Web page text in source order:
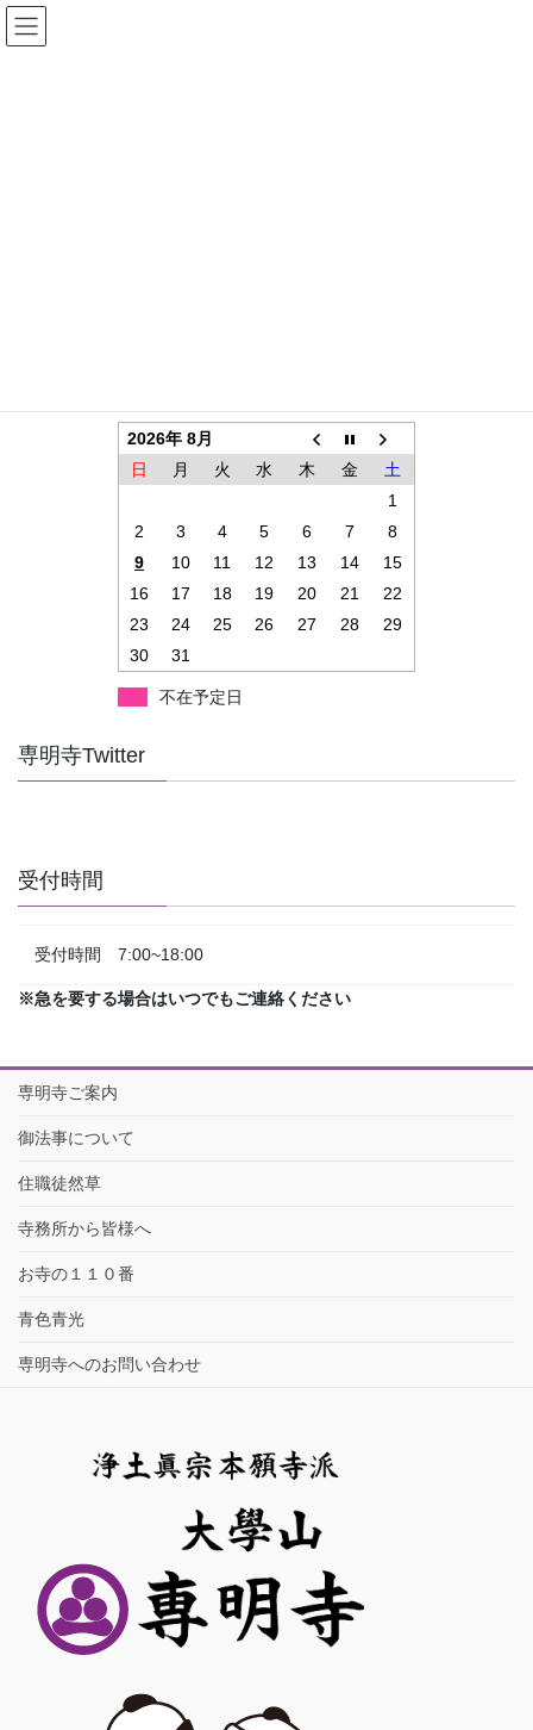
コ
ン
ナ
ビ
2026年 8月
日
月 火 水 木 金
土
1
2
3 4 5 6 7
8
9
10 11 12 13 14
15
16
17 18 19 20 21
22
23
24 25 26 27 28
29
30
31
不在予定日
専明寺Twitter
受付時間
受付時間 7:00~18:00
※急を要する場合はいつでもご連絡ください
専明寺ご案内
御法事について
住職徒然草
寺務所から皆様へ
お寺の１１０番
青色青光
専明寺へのお問い合わせ